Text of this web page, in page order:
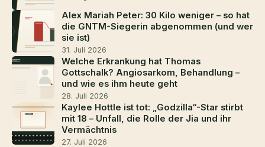
Alex Mariah Peter: 30 Kilo weniger – so hat
die GNTM-Siegerin abgenommen (und wer
sie ist)
31. Juli 2026
Welche Erkrankung hat Thomas
Gottschalk? Angiosarkom, Behandlung –
und wie es ihm heute geht
28. Juli 2026
Kaylee Hottle ist tot: „Godzilla“-Star stirbt
mit 18 – Unfall, die Rolle der Jia und ihr
Vermächtnis
27. Juli 2026